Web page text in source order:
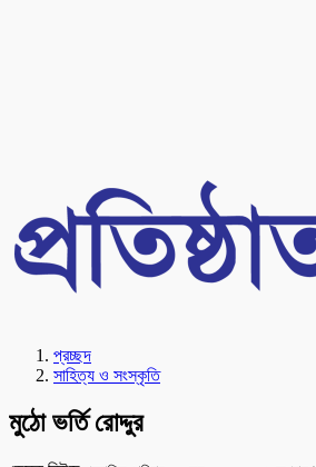
প্রচ্ছদ
সাহিত্য ও সংস্কৃতি
মুঠো ভর্তি রোদ্দুর